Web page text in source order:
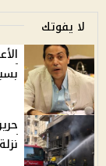
لا يفوتك